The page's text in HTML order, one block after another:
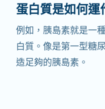
蛋白質是如何運
例如，胰島素就是一
白質。像是第一型糖
造足夠的胰島素。